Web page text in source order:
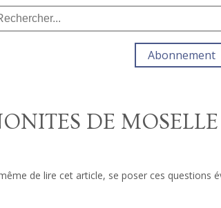
Abonnement
DE MOSELLE
de lire cet article, se poser ces questions